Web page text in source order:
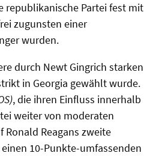
republikanische Partei fest mit
zugunsten einer
wurden.
durch Newt Gingrich starken
in Georgia gewählt wurde.
, die ihren Einfluss innerhalb
weiter von moderaten
Reagans zweite
10-Punkte-umfassenden